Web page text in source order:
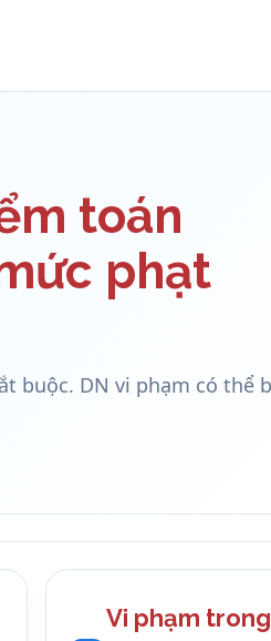
toán
phạt
buộc. DN vi phạm có thể
Vi phạm trong